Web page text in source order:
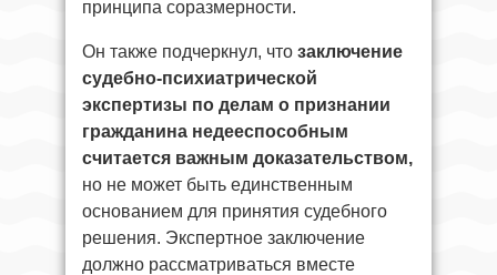
принципа соразмерности.
Он также подчеркнул, что заключение
судебно-психиатрической
экспертизы по делам о признании
гражданина недееспособным
считается важным доказательством,
но не может быть единственным
основанием для принятия судебного
решения. Экспертное заключение
должно рассматриваться вместе